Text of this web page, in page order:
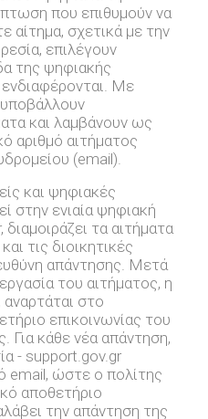
που επιθυμούν να
αίτημα, σχετικά με την
επιλέγουν
της ψηφιακής
ενδιαφέρονται. Με
και λαμβάνουν ως
αριθμό αιτήματος
(email).
και ψηφιακές
στην ενιαία ψηφιακή
τα αιτήματα
τις διοικητικές
απάντησης. Μετά
του αιτήματος, η
στο
επικοινωνίας του
Για κάθε νέα απάντηση,
- support.gov.gr
email, ώστε ο πολίτης
αποθετήριο
την απάντηση της